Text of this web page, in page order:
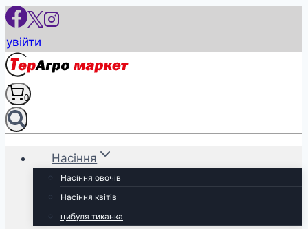
Перейти
вмісту
увійти
0
Насіння
Насіння овочів
Насіння квітів
цибуля тиканка